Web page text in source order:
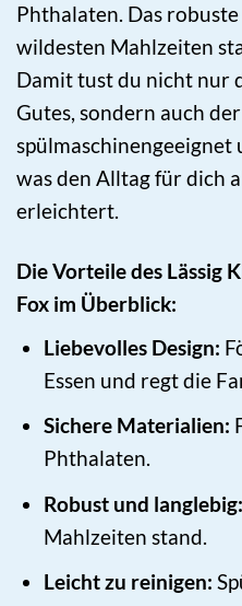
Phthalaten. Das
wildesten Mahlzeiten
Damit tust du nicht nur
Gutes, sondern auch
spülmaschinengeeignet
was den Alltag für dich
erleichtert.
Die Vorteile des Lässig
Fox im Überblick:
Liebevolles Design:
Essen und regt die
Sichere Materialien:
Phthalaten.
Robust und langlebig:
Mahlzeiten stand.
Leicht zu reinigen: